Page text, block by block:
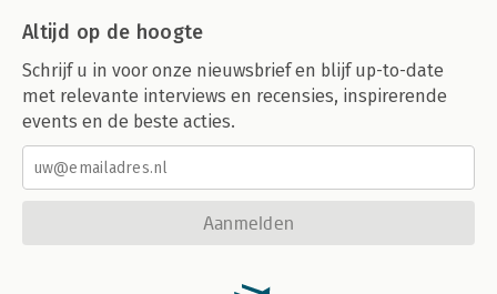
Altijd op de hoogte
Schrijf u in voor onze nieuwsbrief en blijf up-to-date
met relevante interviews en recensies, inspirerende
events en de beste acties.
Aanmelden